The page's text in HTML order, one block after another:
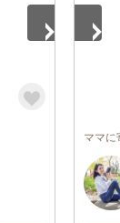
ママに